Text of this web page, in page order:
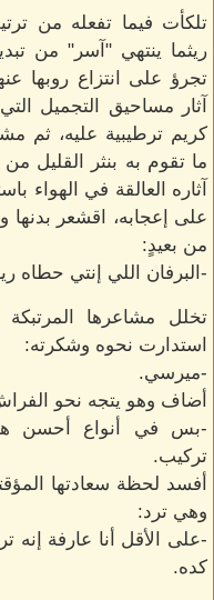
تلكأت فيما تفعله من
ريثما ينتهي "آسر" من
تجرؤ على انتزاع روبها
آثار مساحيق التجميل
كريم ترطيبية عليه، ثم
ما تقوم به بنثر القليل
آثاره العالقة في الهواء
على إعجابه، اقشعر
من بعيدٍ:
-البرفان اللي إنتي حطاه
تخلل مشاعرها المرتبكة
استدارت نحوه وشكرته:
-ميرسي.
أضاف وهو يتجه نحو
-بس في أنواع أحسن
تركيب.
أفسد لحظة سعادتها
وهي ترد:
-على الأقل أنا عارفة
كده.